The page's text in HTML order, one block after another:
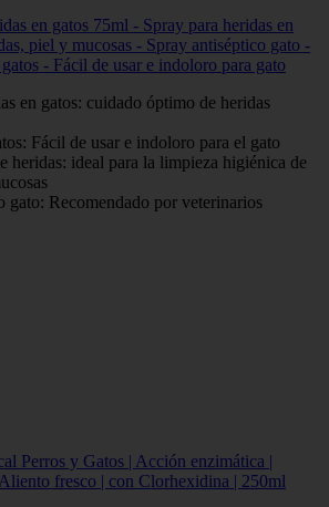
en gatos 75ml - Spray para heridas en
piel y mucosas - Spray antiséptico gato -
- Fácil de usar e indoloro para gato
en gatos: cuidado óptimo de heridas
Fácil de usar e indoloro para el gato
heridas: ideal para la limpieza higiénica de
gato: Recomendado por veterinarios
Perros y Gatos | Acción enzimática |
fresco | con Clorhexidina | 250ml